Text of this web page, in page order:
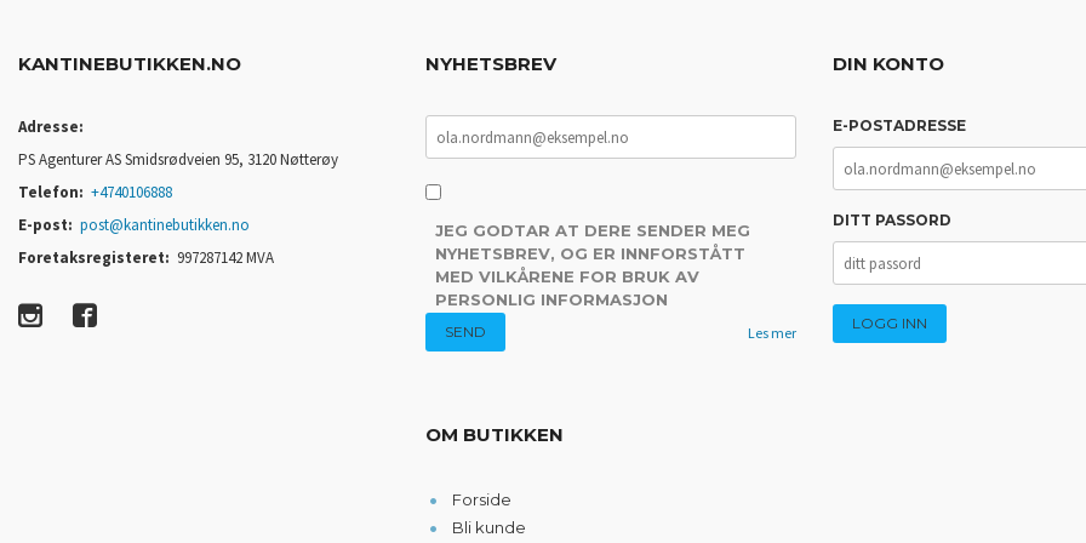
KANTINEBUTIKKEN.NO
Adresse:
PS Agenturer AS Smidsrødveien 95, 3120 Nøtterøy
Telefon: +4740106888
E-post: post@kantinebutikken.no
Foretaksregisteret: 997287142 MVA
NYHETSBREV
JEG GODTAR AT DERE SENDER MEG
NYHETSBREV, OG ER INNFORSTÅTT
MED VILKÅRENE FOR BRUK AV
PERSONLIG INFORMASJON
Les mer
OM BUTIKKEN
Forside
Bli kunde
DIN KONTO
E-POSTADRESSE
DITT PASSORD